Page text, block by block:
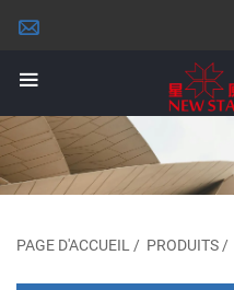
PAGE D'ACCUEIL/ PRODUITS/